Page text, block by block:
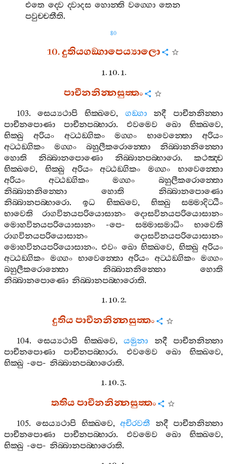
එතෙ ද‍්වෙ ද‍්වාදස හොන‍්ති වග‍්ගො තෙන
පවුච‍්චතීති.
80
10.දුතියගඞ‍්ගාපෙය්‍යාලො
1. 10. 1.
පාචීනනින‍්නසුත‍්තං
103.සෙය්‍යථාපි භික‍්ඛවෙ, ගඞ‍්ගා නදී
පාචීනනින‍්නා
පාචීනපොණා
පාචීනපබ‍්භාරා. එවමෙව ඛො භික‍්ඛවෙ,
භික‍්ඛු
අරියං අට‍්ඨඞ‍්ගිකං මග‍්ගං භාවෙන‍්තො
අරියං
අට‍්ඨඞ‍්ගිකං
මග‍්ගං බහුලීකරොන‍්තො
නිබ‍්බානනින‍්නො
හොති
නිබ‍්බානපොණො නිබ‍්බානපබ‍්භාරො.කථඤ‍්ච
භික‍්ඛවෙ, භික‍්ඛු අරියං අට‍්ඨඞ‍්ගිකං මග‍්ගං
භාවෙන‍්තො
අරියං
අට‍්ඨඞ‍්ගිකං මග‍්ගං
බහුලීකරොන‍්තො
නිබ‍්බානනින‍්නො
හොති
නිබ‍්බානපොණො
නිබ‍්බානපබ‍්භාරො. ඉධ භික‍්ඛවෙ, භික‍්ඛු
සම‍්මාදිට‍්ඨිං
භාවෙති
රාගවිනයපරියොසානං
දොසවිනයපරියොසානං
මොහවිනයපරියොසානං -පෙ-සම‍්මාසමාධිං
භාවෙති
රාගවිනයපරියොසානං
දොසවිනයපරියොසානං
මොහවිනයපරියොසානං.එවං ඛො භික‍්ඛවෙ, භික‍්ඛු අරියං
අට‍්ඨඞ‍්ගිකං මග‍්ගං භාවෙන‍්තො අරියං අට‍්ඨඞ‍්ගිකං මග‍්ගං
බහුලීකරොන‍්තො
නිබ‍්බානනින‍්නො
හොති
නිබ‍්බානපොණො නිබ‍්බානපබ‍්භාරොති.
1. 10. 2.
දුතියපාචීනනින‍්නසුත‍්තං
104.සෙය්‍යථාපි භික‍්ඛවෙ,යමුනා නදී
පාචීනනින‍්නා
පාචීනපොණා
පාචීනපබ‍්භාරා. එවමෙව ඛො භික‍්ඛවෙ,
භික‍්ඛු -පෙ- නිබ‍්බානපබ‍්භාරොති.
1. 10. 3.
තතියපාචීනනින‍්නසුත‍්තං
105.සෙය්‍යථාපි භික‍්ඛවෙ,අචිරවතී නදී පාචීනනින‍්නා
පාචීනපොණා
පාචීනපබ‍්භාරා. එවමෙව ඛො භික‍්ඛවෙ,
භික‍්ඛු -පෙ- නිබ‍්බානපබ‍්භාරොති.